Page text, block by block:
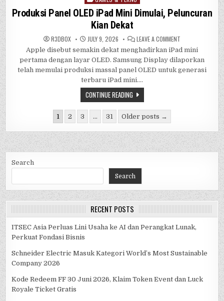
in
Produksi Panel OLED iPad Mini Dimulai, Peluncuran
Kian Dekat
R3DB0X JULY 9, 2026 LEAVE A COMMENT
PANEL
IPAD
MINI
DIMULAI,
Apple disebut semakin dekat menghadirkan iPad mini
pertama dengan layar OLED. Samsung Display dilaporkan
telah memulai produksi massal panel OLED untuk generasi
terbaru iPad mini….
CONTINUE READING
pagination
1 2 3 … 31 Older posts →
Search
Search
RECENT POSTS
ITSEC Asia Perluas Lini Usaha ke AI dan Perangkat Lunak,
Perkuat Fondasi Bisnis
Schneider Electric Masuk Kategori World’s Most Sustainable
Company 2026
Kode Redeem FF 30 Juni 2026, Klaim Token Event dan Luck
Royale Ticket Gratis